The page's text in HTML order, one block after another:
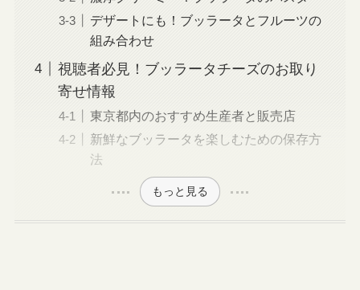
デザートにも！ブッラータとフルーツの
組み合わせ
視聴者必見！ブッラータチーズのお取り
寄せ情報
東京都内のおすすめ生産者と販売店
新鮮なブッラータを楽しむための保存方
法
もっと見る